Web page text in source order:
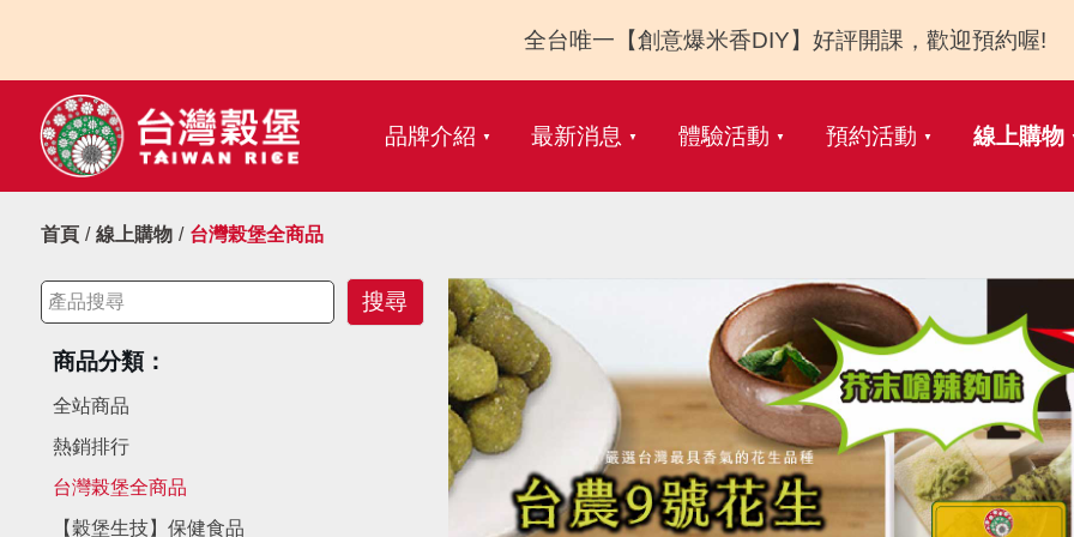
全台唯一【創意爆米香DIY】好評開課，歡迎預約喔!
品牌介紹 最新消息 體驗活動 預約活動 線上購物
首頁 線上購物 台灣榖堡全商品
商品分類：
全站商品
熱銷排行
台灣榖堡全商品
【穀堡生技】保健食品